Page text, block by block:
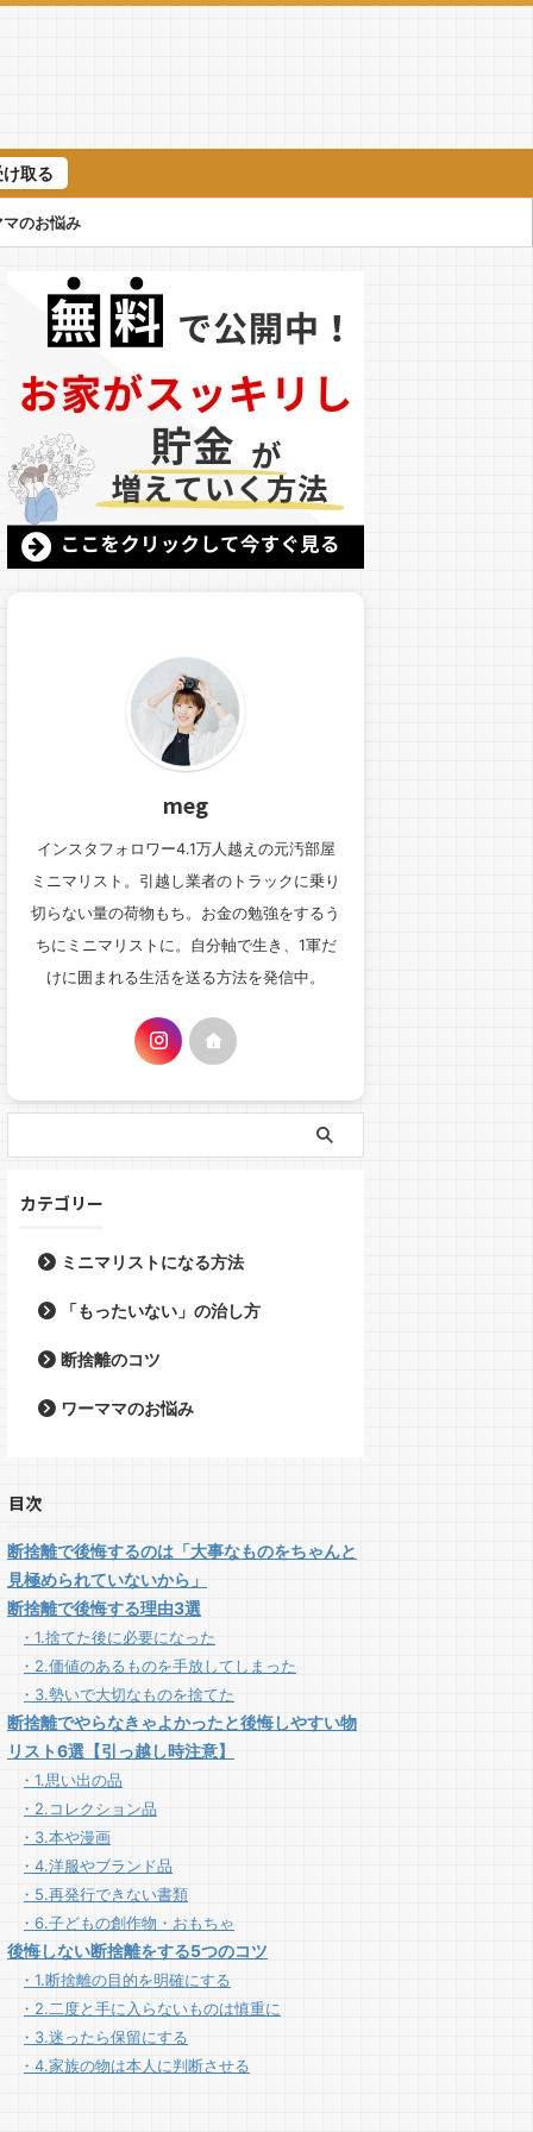
取る
マのお悩み
meg
インスタフォロワー4.1万人越えの元汚部屋
ミニマリスト。引越し業者のトラックに乗り
切らない量の荷物もち。お金の勉強をするう
ちにミニマリストに。自分軸で生き、1軍だ
けに囲まれる生活を送る方法を発信中。
カテゴリー
ミニマリストになる方法
「もったいない」の治し方
断捨離のコツ
ワーママのお悩み
目次
断捨離で後悔するのは「大事なものをちゃんと
見極められていないから」
断捨離で後悔する理由3選
1.捨てた後に必要になった
2.価値のあるものを手放してしまった
3.勢いで大切なものを捨てた
断捨離でやらなきゃよかったと後悔しやすい物
リスト6選【引っ越し時注意】
1.思い出の品
2.コレクション品
3.本や漫画
4.洋服やブランド品
5.再発行できない書類
6.子どもの創作物・おもちゃ
後悔しない断捨離をする5つのコツ
1.断捨離の目的を明確にする
2.二度と手に入らないものは慎重に
3.迷ったら保留にする
4.家族の物は本人に判断させる